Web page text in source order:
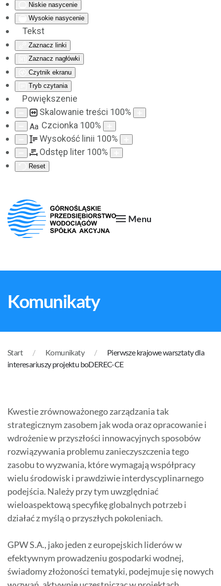
Niskie nasycenie
Wysokie nasycenie
Tekst
Zaznacz linki
Zaznacz nagłówki
Czytnik ekranu
Tryb czytania
Powiększenie
Skalowanie treści 100%
Aa Czcionka 100%
Wysokość linii 100%
Odstęp liter 100%
Reset
Menu
Komunikaty
Start Komunikaty
Pierwsze krajowe warsztaty dla
interesariuszy projektu boDEREC-CE
Kwestie zrównoważonego zarządzania tak
strategicznym zasobem jak woda oraz opracowanie i
wdrożenie w przyszłości innowacyjnych sposobów
rozwiązywania problemu zanieczyszczenia tego
zasobu to wyzwania, które wymagają współpracy
wielu środowisk i prawdziwie interdyscyplinarnego
podejścia. Należy przy tym uwzględniać
wieloaspektową specyfikę globalnych potrzeb i
działać z myślą o przyszłych pokoleniach.
GPW S.A., jako jeden z europejskich liderów w
efektywnym prowadzeniu gospodarki wodnej,
świadomy złożoności tematyki, podejmuje się nowych